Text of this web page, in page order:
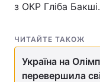
з ОКР Гліба Бакші.
ЧИТАЙТЕ ТАКОЖ
Україна на
перевершила